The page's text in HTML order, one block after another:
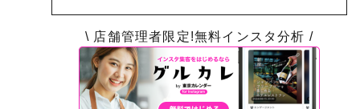
\ 店舗管理者限定!無料インスタ分析 /